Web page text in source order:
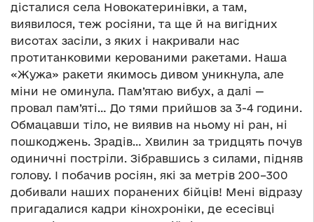
дісталися села Новокатеринівки, а там,
виявилося, теж росіяни, та ще й на вигідних
висотах засіли, з яких і накривали нас
протитанковими керованими ракетами. Наша
«Жужа» ракети якимось дивом уникнула, але
міни не оминула. Пам’ятаю вибух, а далі —
провал пам’яті… До тями прийшов за 3-4 години.
Обмацавши тіло, не виявив на ньому ні ран, ні
пошкоджень. Зрадів… Хвилин за тридцять почув
одиничні постріли. Зібравшись з силами, підняв
голову. І побачив росіян, які за метрів 200–300
добивали наших поранених бійців! Мені відразу
пригадалися кадри кінохроніки, де есесівці